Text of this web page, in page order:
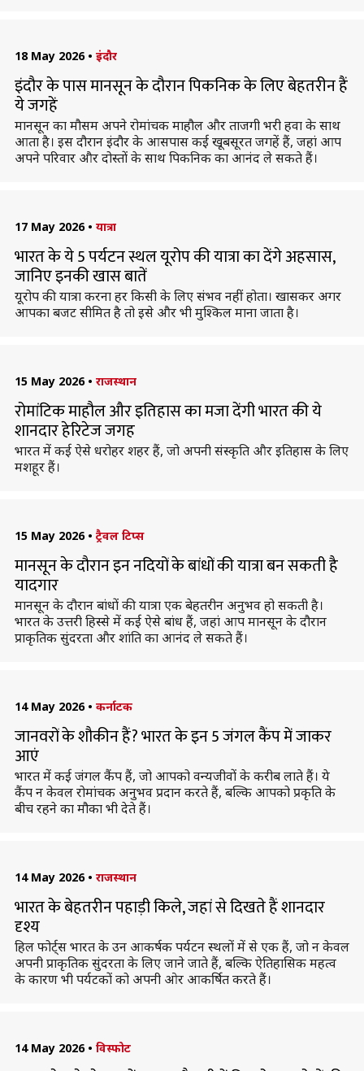
18 May 2026 • इंदौर
इंदौर के पास मानसून के दौरान पिकनिक के लिए बेहतरीन हैं
ये जगहें
मानसून का मौसम अपने रोमांचक माहौल और ताजगी भरी हवा के साथ
आता है। इस दौरान इंदौर के आसपास कई खूबसूरत जगहें हैं, जहां आप
अपने परिवार और दोस्तों के साथ पिकनिक का आनंद ले सकते हैं।
17 May 2026 • यात्रा
भारत के ये 5 पर्यटन स्थल यूरोप की यात्रा का देंगे अहसास,
जानिए इनकी खास बातें
यूरोप की यात्रा करना हर किसी के लिए संभव नहीं होता। खासकर अगर
आपका बजट सीमित है तो इसे और भी मुश्किल माना जाता है।
15 May 2026 • राजस्थान
रोमांटिक माहौल और इतिहास का मजा देंगी भारत की ये
शानदार हेरिटेज जगह
भारत में कई ऐसे धरोहर शहर हैं, जो अपनी संस्कृति और इतिहास के लिए
मशहूर हैं।
15 May 2026 • ट्रैवल टिप्स
मानसून के दौरान इन नदियों के बांधों की यात्रा बन सकती है
यादगार
मानसून के दौरान बांधों की यात्रा एक बेहतरीन अनुभव हो सकती है।
भारत के उत्तरी हिस्से में कई ऐसे बांध हैं, जहां आप मानसून के दौरान
प्राकृतिक सुंदरता और शांति का आनंद ले सकते हैं।
14 May 2026 • कर्नाटक
जानवरों के शौकीन हैं? भारत के इन 5 जंगल कैंप में जाकर
आएं
भारत में कई जंगल कैंप हैं, जो आपको वन्यजीवों के करीब लाते हैं। ये
कैंप न केवल रोमांचक अनुभव प्रदान करते हैं, बल्कि आपको प्रकृति के
बीच रहने का मौका भी देते हैं।
14 May 2026 • राजस्थान
भारत के बेहतरीन पहाड़ी किले, जहां से दिखते हैं शानदार
दृश्य
हिल फोर्ट्स भारत के उन आकर्षक पर्यटन स्थलों में से एक हैं, जो न केवल
अपनी प्राकृतिक सुंदरता के लिए जाने जाते हैं, बल्कि ऐतिहासिक महत्व
के कारण भी पर्यटकों को अपनी ओर आकर्षित करते हैं।
14 May 2026 • विस्फोट